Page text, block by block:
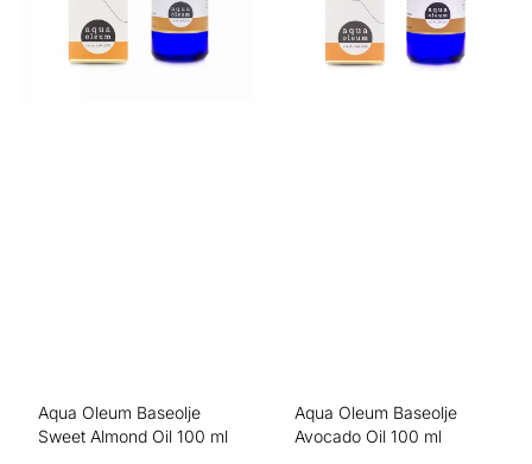
Aqua Oleum Baseolje
Sweet Almond Oil 100 ml
Aqua Oleum Baseolje
Avocado Oil 100 ml